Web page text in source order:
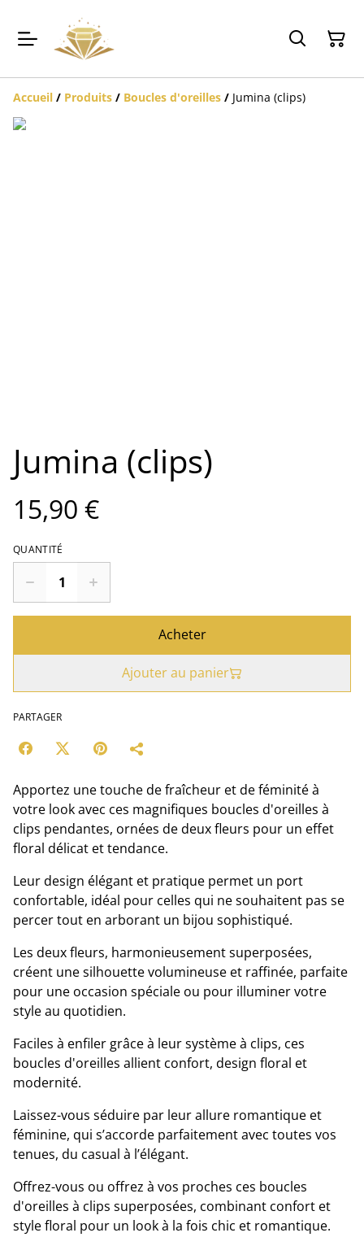
Accueil / Produits / Boucles d'oreilles / Jumina (clips)
Jumina (clips)
15,90 €
QUANTITÉ
Acheter
Ajouter au panier
PARTAGER
Apportez une touche de fraîcheur et de féminité à
votre look avec ces magnifiques boucles d'oreilles à
clips pendantes, ornées de deux fleurs pour un effet
floral délicat et tendance.
Leur design élégant et pratique permet un port
confortable, idéal pour celles qui ne souhaitent pas se
percer tout en arborant un bijou sophistiqué.
Les deux fleurs, harmonieusement superposées,
créent une silhouette volumineuse et raffinée, parfaite
pour une occasion spéciale ou pour illuminer votre
style au quotidien.
Faciles à enfiler grâce à leur système à clips, ces
boucles d'oreilles allient confort, design floral et
modernité.
Laissez-vous séduire par leur allure romantique et
féminine, qui s’accorde parfaitement avec toutes vos
tenues, du casual à l’élégant.
Offrez-vous ou offrez à vos proches ces boucles
d'oreilles à clips superposées, combinant confort et
style floral pour un look à la fois chic et romantique.